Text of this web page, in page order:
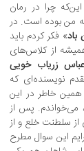
چرا در رمان
من بوده است. در
» فکر کردم باید
از کلاس‌های
عباس زریاب خویی
نویسنده‌ای که
خاطر در این
می‌خواندم. پس از
سلطنت خلع و از
این سوال مطرح